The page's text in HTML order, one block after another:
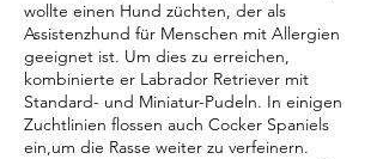
wollte einen Hund züchten, der als
Assistenzhund für Menschen mit Allergien
geeignet ist. Um dies zu erreichen,
kombinierte er Labrador Retriever mit
Standard- und Miniatur-Pudeln. In einigen
Zuchtlinien flossen auch Cocker Spaniels
ein,um die Rasse weiter zu verfeinern.